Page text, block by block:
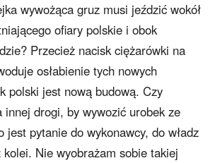
wywożąca gruz musi jeździć wokół
ofiary polskie i obok
Przecież nacisk ciężarówki na
osłabienie tych nowych
polski jest nową budową. Czy
innej drogi, by wywozić urobek ze
jest pytanie do wykonawcy, do władz
kolei. Nie wyobrażam sobie takiej